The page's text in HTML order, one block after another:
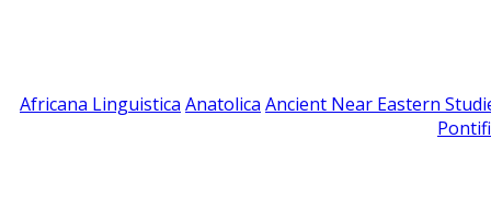
Africana Linguistica Anatolica Ancient Near Eastern